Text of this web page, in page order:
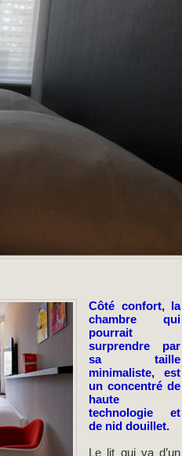
Côté confort, la
chambre qui
pourrait
surprendre par
sa taille
minimaliste, est
un concentré de
haute
technologie et
de nid douillet.
Le lit qui va d’un